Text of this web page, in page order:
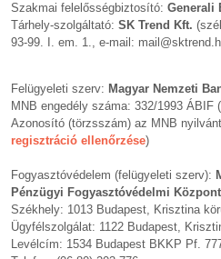
Szakmai felelősségbiztosító: Generali
Tárhely-szolgáltató: SK Trend Kft.
93-99. I. em. 1., e-mail:
Felügyeleti szerv: Magyar Nemzeti
MNB engedély száma: 332/1993 ÁBIF (
Azonosító (törzsszám) az MNB
regisztráció ellenőrzése)
Fogyasztóvédelem (felügyeleti szerv):
Pénzügyi Fogyasztóvédelmi Központ
Székhely: 1013 Budapest, Krisztina
Ügyfélszolgálat: 1122 Budapest,
Levélcím: 1534 Budapest BKKP Pf.